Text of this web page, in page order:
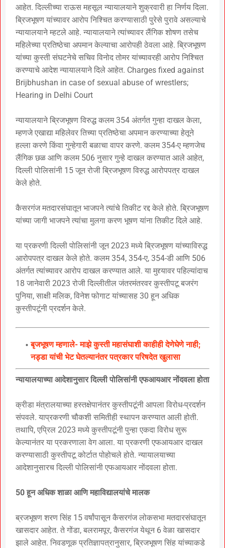
आहेत. दिल्लीच्या राऊस महसूल न्यायालयाने शुक्रवारी हा निर्णय दिला.
ब्रिजभूषण यांच्यावर आरोप निश्चित करण्यासाठी पुरेसे पुरावे असल्याचे
न्यायालयाने म्हटले आहे. न्यायालयाने त्यांच्यावर लैंगिक शोषण तसेच
महिलेच्या प्रतिष्ठेचा अपमान केल्याचा आरोपही ठेवला आहे. ब्रिजभूषण
यांच्या कुस्ती संघटनेचे सचिव विनोद तोमर यांच्यावरही आरोप निश्चित
करण्याचे आदेश न्यायालयाने दिले आहेत. Charges fixed against
Brijbhushan in case of sexual abuse of wrestlers;
Hearing in Delhi Court
न्यायालयाने ब्रिजभूषण विरुद्ध कलम 354 अंतर्गत गुन्हा दाखल केला,
म्हणजे एखाद्या महिलेवर तिच्या प्रतिष्ठेचा अपमान करण्याच्या हेतूने
हल्ला करणे किंवा गुन्हेगारी बळाचा वापर करणे. कलम 354-ए म्हणजेच
लैंगिक छळ आणि कलम 506 नुसार गुन्हे दाखल करण्यात आले आहेत,
दिल्ली पोलिसांनी 15 जून रोजी ब्रिजभूषण विरुद्ध आरोपपत्र दाखल
केले होते.
कैसरगंज मतदारसंघातून भाजपने त्यांचे तिकीट रद्द केले होते. ब्रिजभूषण
यांच्या जागी भाजपने त्यांचा मुलगा करण भूषण यांना तिकीट दिले आहे.
या प्रकरणी दिल्ली पोलिसांनी जून 2023 मध्ये ब्रिजभूषण यांच्याविरुद्ध
आरोपपत्र दाखल केले होते. कलम 354, 354-ए, 354-डी आणि 506
अंतर्गत त्यांच्यावर आरोप दाखल करण्यात आले. या मुद्द्यावर पहिल्यांदाच
18 जानेवारी 2023 रोजी दिल्लीतील जंतरमंतरवर कुस्तीपटू बजरंग
पुनिया, साक्षी मलिक, विनेश फोगाट यांच्यासह 30 हून अधिक
कुस्तीपटूंनी प्रदर्शन केले.
बृजभूषण म्हणाले- माझे कुस्ती महासंघाशी काहीही देणेघेणे नाही;
नड्डा यांची भेट घेतल्यानंतर पत्रकार परिषदेत खुलासा
न्यायालयाच्या आदेशानुसार दिल्ली पोलिसांनी एफआयआर नोंदवला होता
क्रीडा मंत्रालयाच्या हस्तक्षेपानंतर कुस्तीपटूंनी आपला विरोध-प्रदर्शन
संपवले. याप्रकरणी चौकशी समितीही स्थापन करण्यात आली होती.
तथापि, एप्रिल 2023 मध्ये कुस्तीपटूंनी पुन्हा एकदा विरोध सुरू
केल्यानंतर या प्रकरणाला वेग आला. या प्रकरणी एफआयआर दाखल
करण्यासाठी कुस्तीपटू कोर्टात पोहोचले होते. न्यायालयाच्या
आदेशानुसारच दिल्ली पोलिसांनी एफआयआर नोंदवला होता.
50 हून अधिक शाळा आणि महाविद्यालयांचे मालक
ब्रजभूषण शरण सिंह 15 वर्षांपासून कैसरगंज लोकसभा मतदारसंघातून
खासदार आहेत. ते गोंडा, बलरामपूर, कैसरगंज येथून 6 वेळा खासदार
झाले आहेत. निवडणूक प्रतिज्ञापत्रानुसार, ब्रिजभूषण सिंह यांच्याकडे